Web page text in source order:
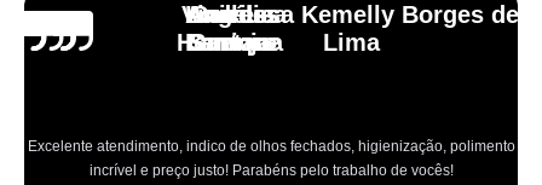
Angélica
Santana
Excelente atendimento, indico de olhos fechados, higienização, polimento
incrível e preço justo! Parabéns pelo trabalho de vocês!
Andressa Kemelly Borges de
Lima
Carlos
Henrique
Vinicius
Laranja
Lourdes
Santoro